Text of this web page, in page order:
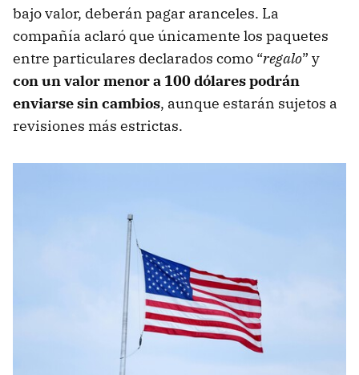
bajo valor, deberán pagar aranceles. La
compañía aclaró que únicamente los paquetes
entre particulares declarados como “regalo” y
con un valor menor a 100 dólares podrán
enviarse sin cambios, aunque estarán sujetos a
revisiones más estrictas.